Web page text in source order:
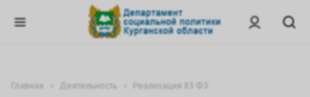
Главная Деятельность Реализация 83 ФЗ